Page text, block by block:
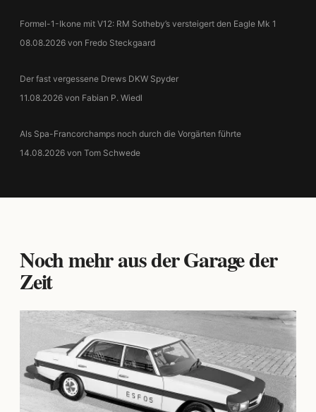
Formel-1-Ikone mit V12: RM Sotheby’s versteigert den Eagle Mk 1
08.08.2026 von Fredo Steckgaard
Der fast vergessene Drews DKW Spyder
11.08.2026 von Fabian P. Wiedl
Als Spa-Francorchamps noch durch die Vorgärten führte
14.08.2026 von Tom Schwede
Noch mehr aus der Garage der
Zeit